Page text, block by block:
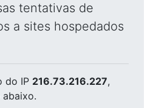
tentativas de
a sites hospedados
do IP 216.73.216.227,